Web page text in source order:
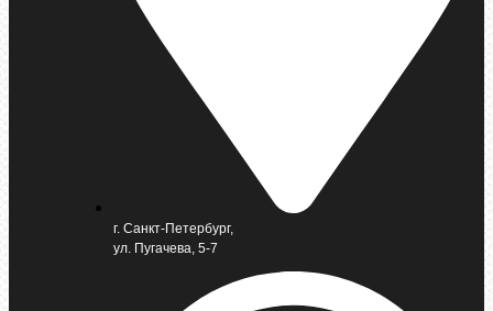
г. Санкт-Петербург,
ул. Пугачева, 5-7